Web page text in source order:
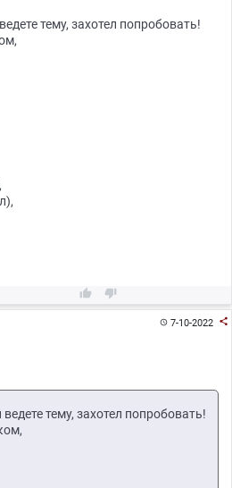
тему, захотел попробовать!
 
7-10-2022 
тему, захотел попробовать!